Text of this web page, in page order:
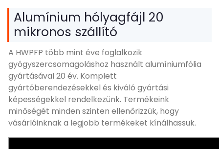
Alumínium hólyagfájl 20
mikronos szállító
A HWPFP több mint éve foglalkozik
gyógyszercsomagoláshoz használt alumíniumfólia
gyártásával 20 év. Komplett
gyártóberendezésekkel és kiváló gyártási
képességekkel rendelkezünk. Termékeink
minőségét minden szinten ellenőrizzük, hogy
vásárlóinknak a legjobb termékeket kínálhassuk.